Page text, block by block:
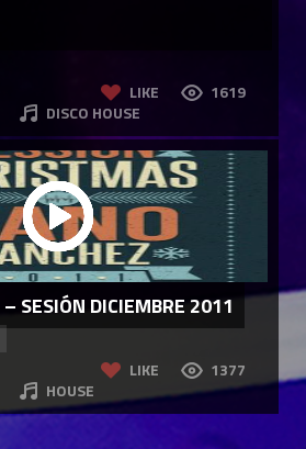
LIKE 1619
DISCO HOUSE
LIKE 1377
SESIÓN DICIEMBRE 2011
HOUSE